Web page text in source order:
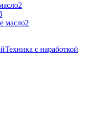
2
масло2
Техника с наработкой